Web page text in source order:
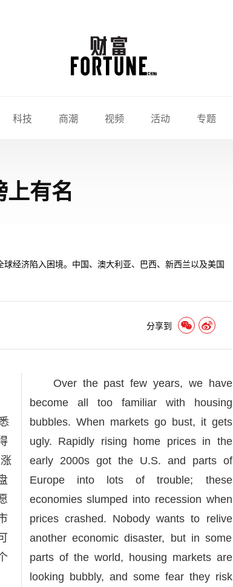
科技 商潮 视频 活动 专题
上有名
经济陷入困境。中国、澳大利亚、巴西、新西兰以及美国
分享到
Over the past few years, we have
become all too familiar with housing
bubbles. When markets go bust, it gets
ugly. Rapidly rising home prices in the
early 2000s got the U.S. and parts of
Europe into lots of trouble; these
economies slumped into recession when
prices crashed. Nobody wants to relive
another economic disaster, but in some
parts of the world, housing markets are
looking bubbly, and some fear they risk